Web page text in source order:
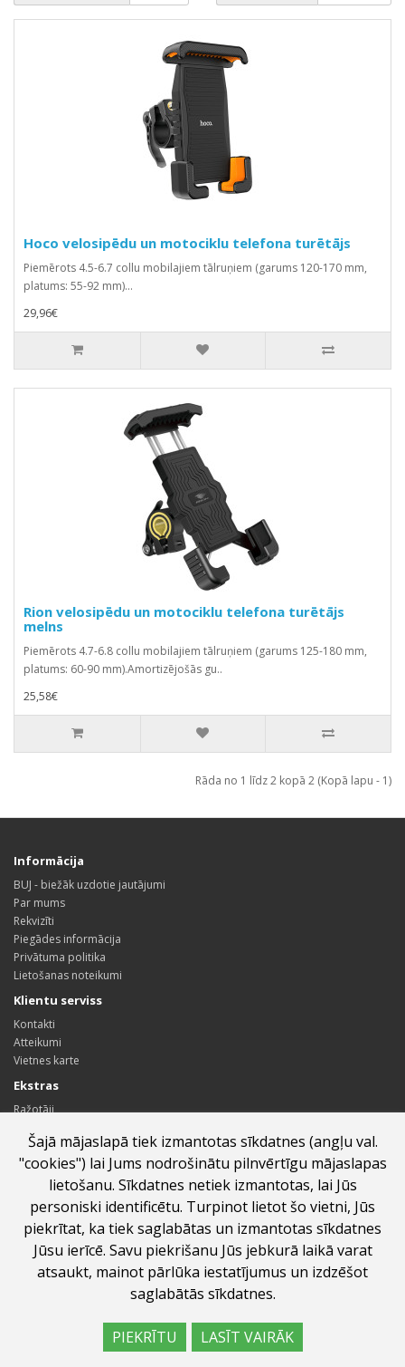
Hoco velosipēdu un motociklu telefona turētājs
Piemērots 4.5-6.7 collu mobilajiem tālruņiem (garums 120-170 mm,
platums: 55-92 mm)...
29,96€
Rion velosipēdu un motociklu telefona turētājs
melns
Piemērots 4.7-6.8 collu mobilajiem tālruņiem (garums 125-180 mm,
platums: 60-90 mm).Amortizējošās gu..
25,58€
Rāda no 1 līdz 2 kopā 2 (Kopā lapu - 1)
Šajā mājaslapā tiek izmantotas sīkdatnes (angļu val.
"cookies") lai Jums nodrošinātu pilnvērtīgu mājaslapas
lietošanu. Sīkdatnes netiek izmantotas, lai Jūs
personiski identificētu. Turpinot lietot šo vietni, Jūs
piekrītat, ka tiek saglabātas un izmantotas sīkdatnes
Jūsu ierīcē. Savu piekrišanu Jūs jebkurā laikā varat
atsaukt, mainot pārlūka iestatījumus un izdzēšot
saglabātās sīkdatnes.
PIEKRĪTU LASĪT VAIRĀK
Informācija
BUJ - biežāk uzdotie jautājumi
Par mums
Rekvizīti
Piegādes informācija
Privātuma politika
Lietošanas noteikumi
Klientu serviss
Kontakti
Atteikumi
Vietnes karte
Ekstras
Ražotāji
Sadarbības partneru programma
Īpašie piedāvājumi
Profils
Profils
Pasūtījumu vēsture
Vēlmju saraksts
Jaunumi